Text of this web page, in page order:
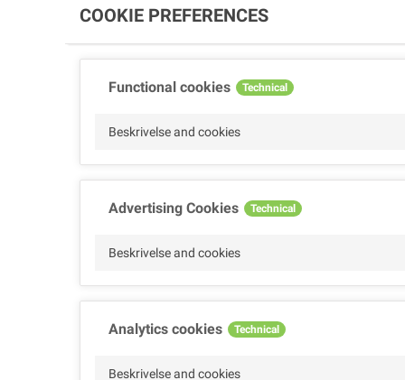
COOKIE PREFERENCES
Functional cookies Technical
Beskrivelse and cookies
Advertising Cookies Technical
Beskrivelse and cookies
Analytics cookies Technical
Beskrivelse and cookies